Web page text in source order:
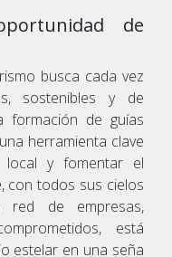
de
busca cada vez
sostenibles y de
formación de guías
herramienta clave
local y fomentar el
con todos sus cielos
red de empresas,
está
estelar en una seña